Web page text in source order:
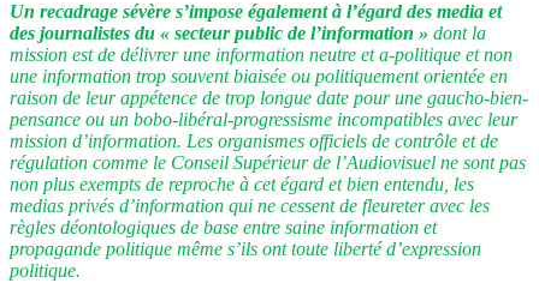
Un recadrage sévère s’impose également à l’égard des media et
des journalistes du « secteur public de l’information » dont la
mission est de délivrer une information neutre et a-politique et non
une information trop souvent biaisée ou politiquement orientée en
raison de leur appétence de trop longue date pour une gaucho-bien-
pensance ou un bobo-libéral-progressisme incompatibles avec leur
mission d’information. Les organismes officiels de contrôle et de
régulation comme le Conseil Supérieur de l’Audiovisuel ne sont pas
non plus exempts de reproche à cet égard et bien entendu, les
medias privés d’information qui ne cessent de fleureter avec les
règles déontologiques de base entre saine information et
propagande politique même s’ils ont toute liberté d’expression
politique.